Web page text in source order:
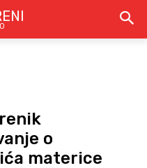
o
materice